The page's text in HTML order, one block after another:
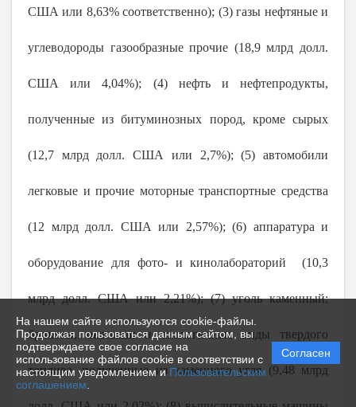
На нашем сайте используются cookie-файлы.
Продолжая пользоваться данным сайтом, вы
подтверждаете свое согласие на
использование файлов cookie в соответствии с
настоящим уведомлением иПользовательским
соглашением
Согласен
США или 8,63%соответственно); (3) газы нефтяные и
углеводороды газообразные прочие (18,9 млрд долл.
США или4,04%); (4) нефть и нефтепродукты,
полученные из битуминозных пород, кроме сырых
(12,7 млрд долл. США или 2,7%); (5) автомобили
легковые и прочие моторные транспортные средства
(12 млрд долл. США или 2,57%); (6) аппаратура и
оборудование для фото- и кинолабораторий (10,3
млрд долл. США или2,21%); (7) уголь каменный;
брикеты, окатыши и аналогичные виды твердого
топлива, полученные из каменного угля (9,48 млрд